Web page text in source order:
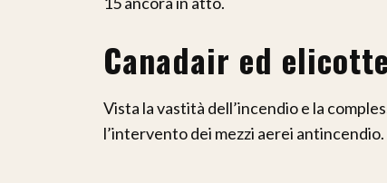
Canadair ed
Vista la vastità dell’incendio e la
l’intervento dei mezzi aerei antincendio.